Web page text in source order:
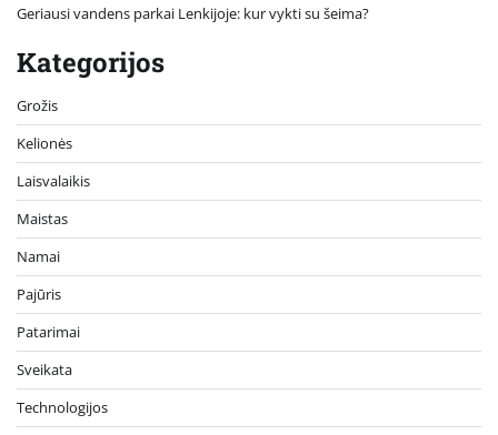
Geriausi vandens parkai Lenkijoje: kur vykti su šeima?
Kategorijos
Grožis
Kelionės
Laisvalaikis
Maistas
Namai
Pajūris
Patarimai
Sveikata
Technologijos